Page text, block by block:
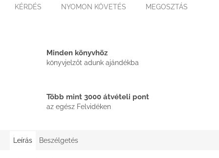
KÉRDÉS NYOMON KÖVETÉS MEGOSZTÁS
Minden könyvhöz
könyvjelzőt adunk ajándékba
Több mint 3000 átvételi pont
az egész Felvidéken
Leírás Beszélgetés